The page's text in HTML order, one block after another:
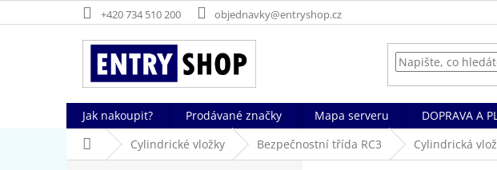
na
+420 734 510 200 objednavky@entryshop.cz
Jak nakoupit? Prodávané značky Mapa serveru DOPRAVA A
Domů Cylindrické vložky Bezpečnostní třída RC3 Cylindrická